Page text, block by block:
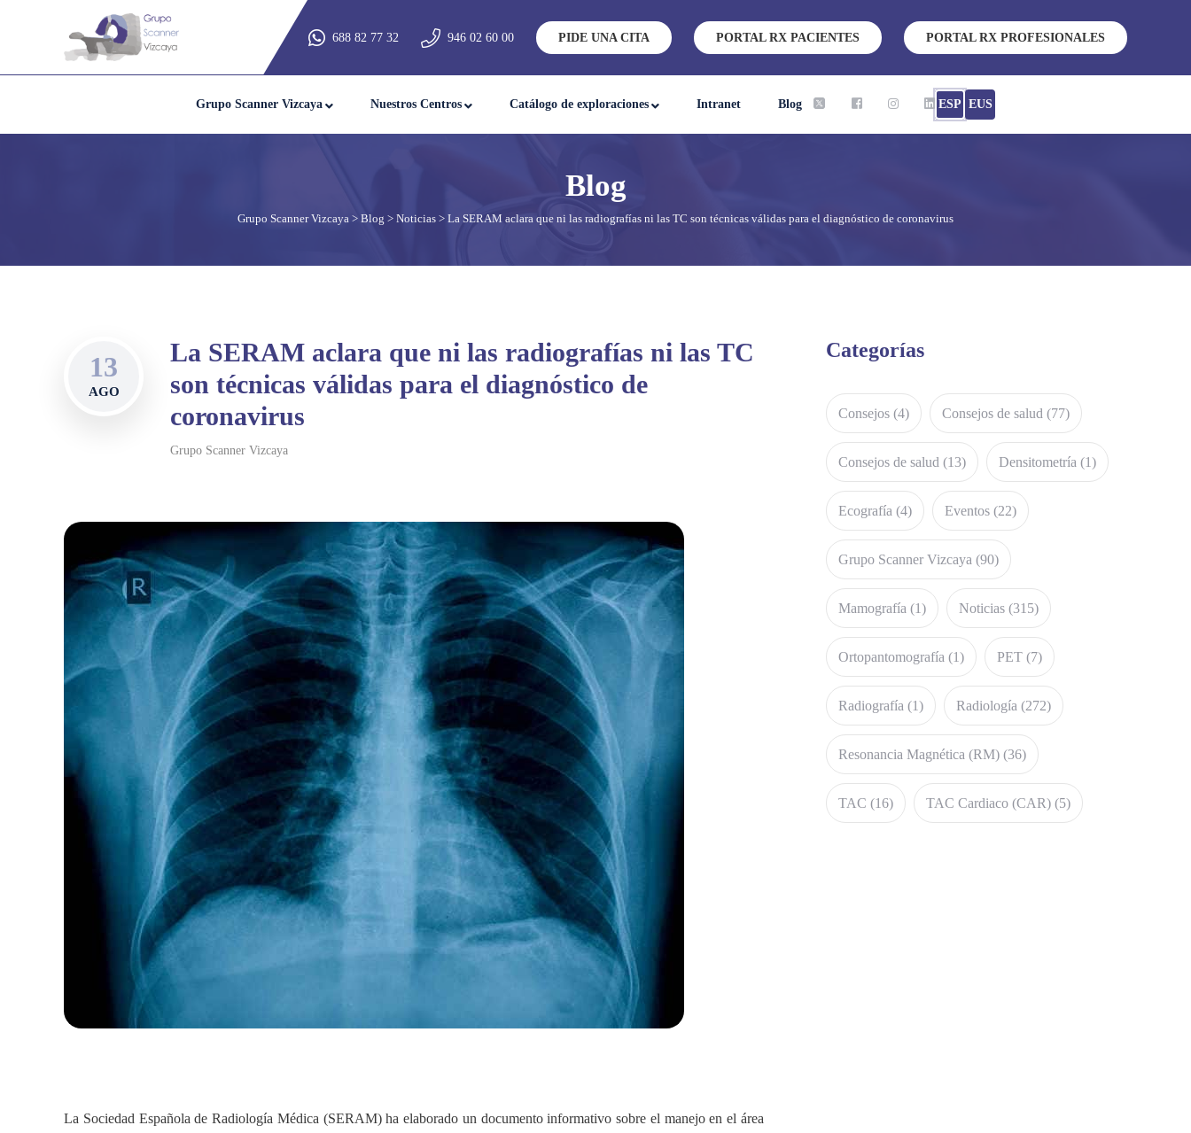
688 82 77 32 946 02 60 00 PIDE UNA CITA PORTAL RX PACIENTES PORTAL RX PROFESIONALES
Grupo Scanner Vizcaya Nuestros Centros Catálogo de exploraciones Intranet Blog ESP EUS
Grupo Scanner Vizcaya > Blog > Noticias > La SERAM aclara que ni las radiografías ni las TC son técnicas válidas para el diagnóstico de coronavirus
13
AGO
La SERAM aclara que ni las radiografías ni las TC
son técnicas válidas para el diagnóstico de
coronavirus
Grupo Scanner Vizcaya
La Sociedad Española de Radiología Médica (SERAM) ha elaborado un documento informativo sobre el manejo en el área
Categorías
Consejos (4) Consejos de salud (77)
Consejos de salud (13) Densitometría (1)
Ecografía (4) Eventos (22)
Grupo Scanner Vizcaya (90)
Mamografía (1) Noticias (315)
Ortopantomografía (1) PET (7)
Radiografía (1) Radiología (272)
Resonancia Magnética (RM) (36)
TAC (16) TAC Cardiaco (CAR) (5)